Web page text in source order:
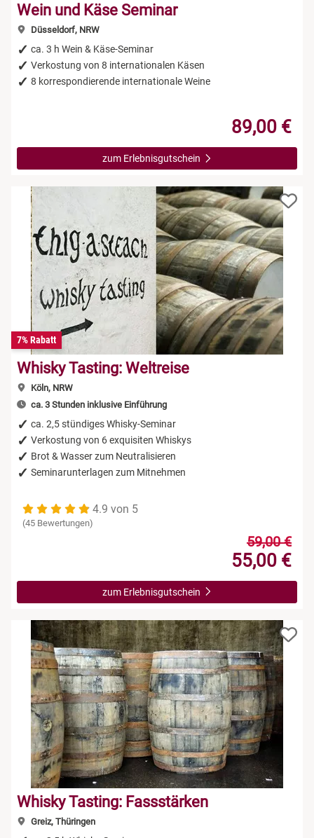
Wein und Käse Seminar
Düsseldorf, NRW
ca. 3 h Wein & Käse-Seminar
Verkostung von 8 internationalen Käsen
8 korrespondierende internationale Weine
89,00 €
zum Erlebnisgutschein
7% Rabatt
Whisky Tasting: Weltreise
Köln, NRW
ca. 3 Stunden inklusive Einführung
ca. 2,5 stündiges Whisky-Seminar
Verkostung von 6 exquisiten Whiskys
Brot & Wasser zum Neutralisieren
Seminarunterlagen zum Mitnehmen
4.9 von 5
(45 Bewertungen)
59,00 €
55,00 €
zum Erlebnisgutschein
Whisky Tasting: Fassstärken
Greiz, Thüringen